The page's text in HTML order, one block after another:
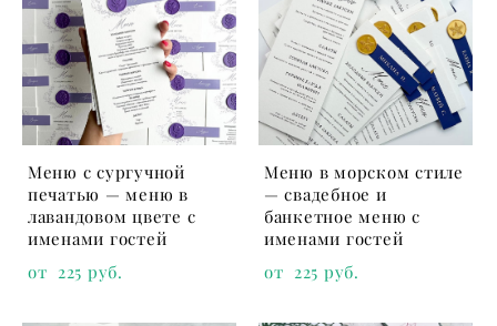
Меню с сургучной
печатью — меню в
лавандовом цвете с
именами гостей
от 225 pуб.
Меню в морском стиле
— свадебное и
банкетное меню с
именами гостей
от 225 pуб.